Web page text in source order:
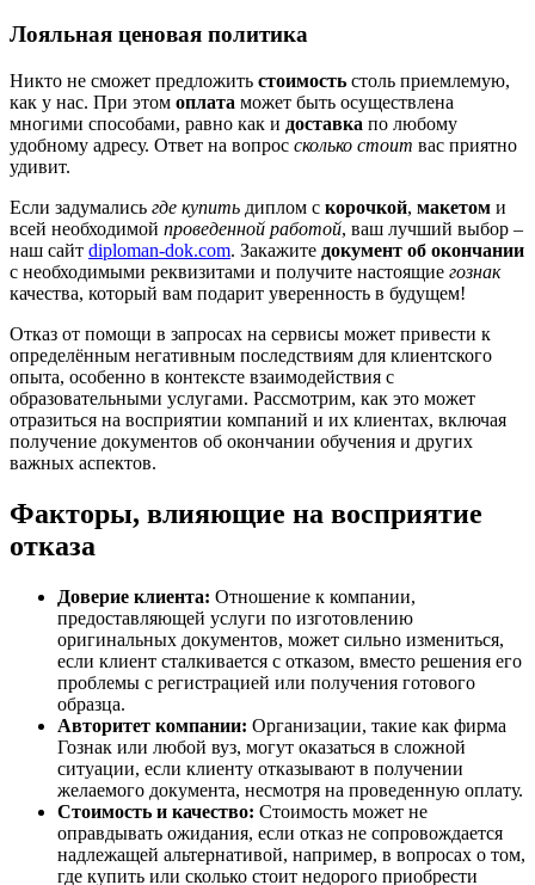
Лояльная ценовая политика
Никто не сможет предложить стоимость столь приемлемую,
как у нас. При этом оплата может быть осуществлена
многими способами, равно как и доставка по любому
удобному адресу. Ответ на вопрос сколько стоит вас приятно
удивит.
Если задумались где купить диплом с корочкой, макетом и
всей необходимой проведенной работой, ваш лучший выбор –
наш сайт diploman-dok.com. Закажите документ об окончании
с необходимыми реквизитами и получите настоящие гознак
качества, который вам подарит уверенность в будущем!
Отказ от помощи в запросах на сервисы может привести к
определённым негативным последствиям для клиентского
опыта, особенно в контексте взаимодействия с
образовательными услугами. Рассмотрим, как это может
отразиться на восприятии компаний и их клиентах, включая
получение документов об окончании обучения и других
важных аспектов.
Факторы, влияющие на восприятие
отказа
Доверие клиента: Отношение к компании,
предоставляющей услуги по изготовлению
оригинальных документов, может сильно измениться,
если клиент сталкивается с отказом, вместо решения его
проблемы с регистрацией или получения готового
образца.
Авторитет компании: Организации, такие как фирма
Гознак или любой вуз, могут оказаться в сложной
ситуации, если клиенту отказывают в получении
желаемого документа, несмотря на проведенную оплату.
Стоимость и качество: Стоимость может не
оправдывать ожидания, если отказ не сопровождается
надлежащей альтернативой, например, в вопросах о том,
где купить или сколько стоит недорого приобрести